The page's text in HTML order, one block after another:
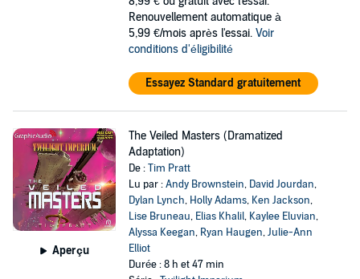
Renouvellement automatique à
5,99 €/mois après l'essai. Voir
conditions d'éligibilité
Essayez Standard gratuitement
Aperçu
The Veiled Masters (Dramatized
Adaptation)
De :Tim Pratt
Lu par :Andy Brownstein, David Jourdan,
Dylan Lynch, Holly Adams, Ken Jackson,
Lise Bruneau, Elias Khalil, Kaylee Eluvian,
Alyssa Keegan, Ryan Haugen,Julie-Ann
Elliot
Durée : 8 h et 47 min